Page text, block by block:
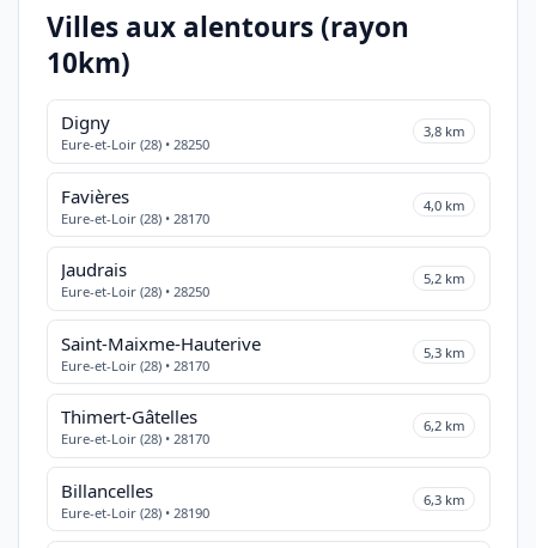
Villes aux alentours (rayon
10km)
Digny
Eure-et-Loir (28) • 28250
3,8 km
Favières
Eure-et-Loir (28) • 28170
4,0 km
Jaudrais
Eure-et-Loir (28) • 28250
5,2 km
Saint-Maixme-Hauterive
Eure-et-Loir (28) • 28170
5,3 km
Thimert-Gâtelles
Eure-et-Loir (28) • 28170
6,2 km
Billancelles
Eure-et-Loir (28) • 28190
6,3 km